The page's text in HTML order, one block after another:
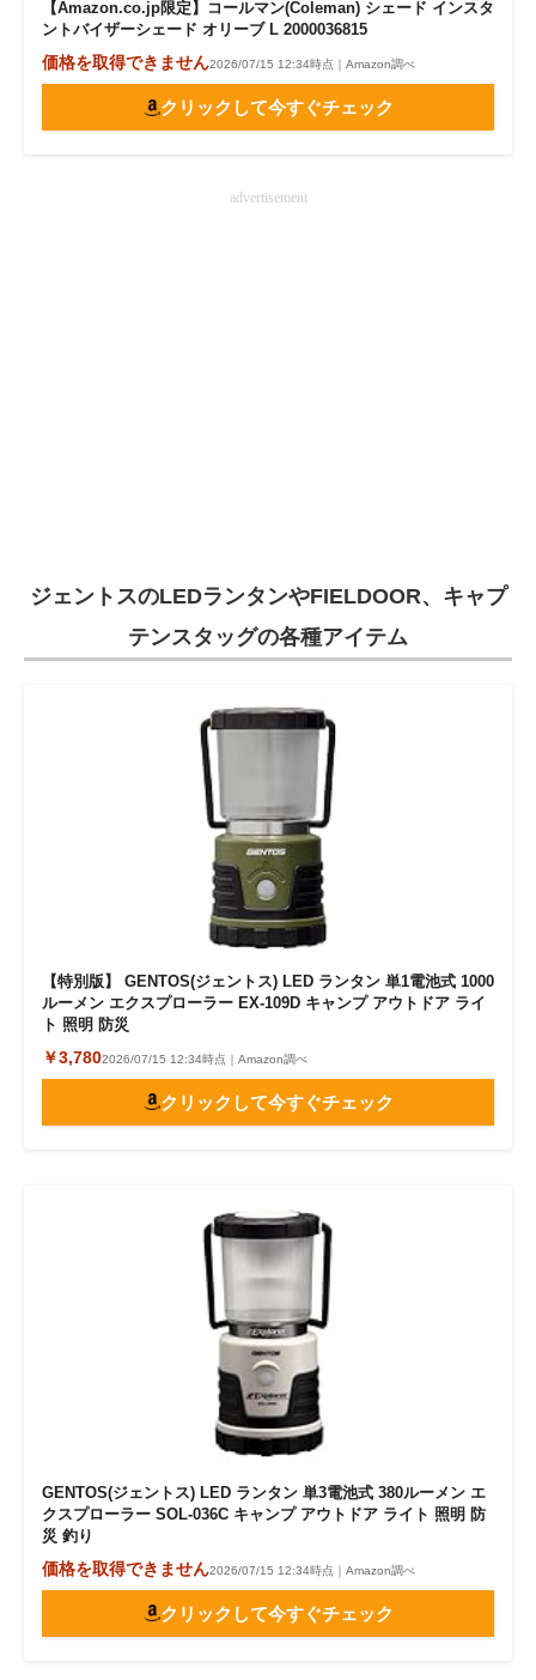
【Amazon.co.jp限定】コールマン(Coleman) シェード インスタ
ントバイザーシェード オリーブ L 2000036815
価格を取得できません2026/07/15 12:34時点｜Amazon調べ
クリックして今すぐチェック
advertisement
ジェントスのLEDランタンやFIELDOOR、キャプ
テンスタッグの各種アイテム
【特別版】 GENTOS(ジェントス) LED ランタン 単1電池式 1000
ルーメン エクスプローラー EX-109D キャンプ アウトドア ライ
ト 照明 防災
￥3,7802026/07/15 12:34時点｜Amazon調べ
クリックして今すぐチェック
GENTOS(ジェントス) LED ランタン 単3電池式 380ルーメン エ
クスプローラー SOL-036C キャンプ アウトドア ライト 照明 防
災 釣り
価格を取得できません2026/07/15 12:34時点｜Amazon調べ
クリックして今すぐチェック